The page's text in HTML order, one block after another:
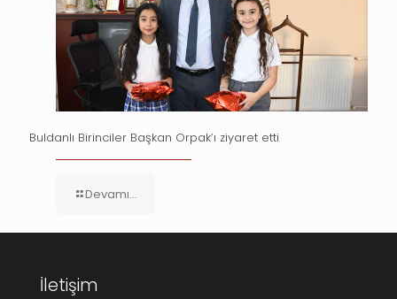
Buldanlı Birinciler Başkan Orpak’ı ziyaret etti
Devamı...
İletişim